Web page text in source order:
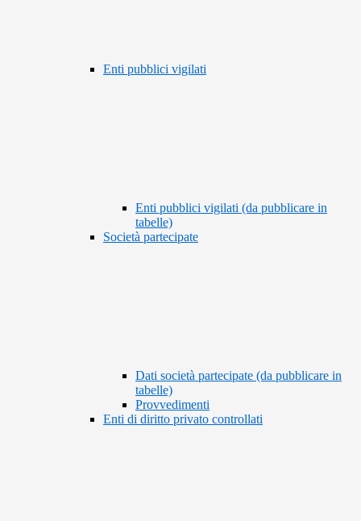
Enti pubblici vigilati
Enti pubblici vigilati (da pubblicare in
tabelle)
Società partecipate
Dati società partecipate (da pubblicare in
tabelle)
Provvedimenti
Enti di diritto privato controllati